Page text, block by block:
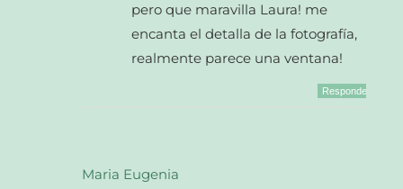
pero que maravilla Laura! me
encanta el detalla de la fotografía,
realmente parece una ventana!
Responder
Maria Eugenia